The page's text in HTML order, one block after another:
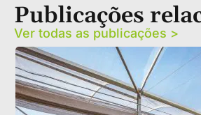
Publicações
Ver todas as publicações >